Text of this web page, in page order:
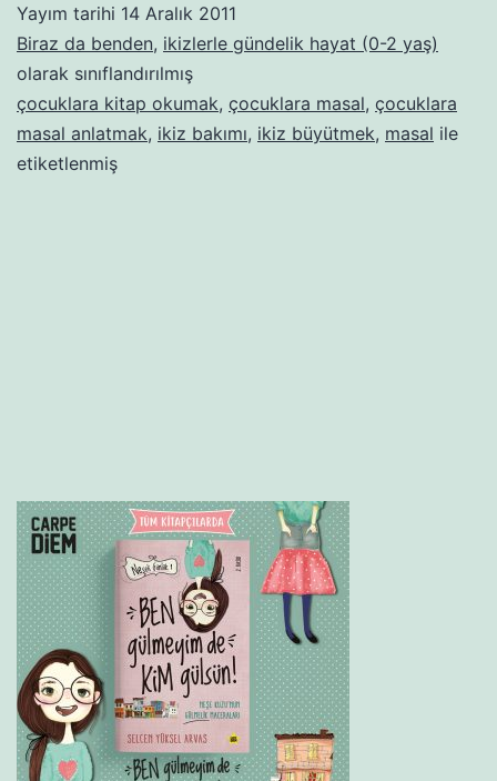
Yayım tarihi 14 Aralık 2011
Biraz da benden, ikizlerle gündelik hayat (0-2 yaş)
olarak sınıflandırılmış
çocuklara kitap okumak, çocuklara masal, çocuklara
masal anlatmak, ikiz bakımı, ikiz büyütmek, masal ile
etiketlenmiş